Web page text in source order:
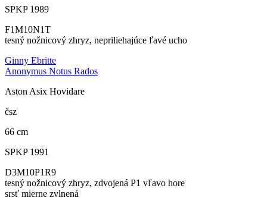
SPKP 1989
F1M10N1T
tesný nožnicový zhryz, nepriliehajúce ľavé ucho
Ginny Ebritte
Anonymus Notus Rados
Aston Asix Hovidare
čsz
66 cm
SPKP 1991
D3M10P1R9
tesný nožnicový zhryz, zdvojená P1 vľavo hore
srsť mierne zvlnená